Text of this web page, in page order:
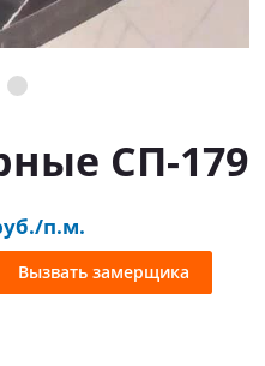
СП-179
п.м.
Вызвать замерщика